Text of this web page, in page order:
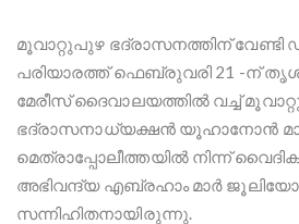
മൂവാറ്റുപുഴ ഭദ്രാസനത്തിന്
പരിയാരത്ത് ഫെബ്രുവരി 21 -ന്
മേരീസ് ദൈവാലയത്തിൽ വച്ച്
ഭദ്രാസനാധ്യക്ഷൻ യൂഹാനോൻ
മെത്രാപ്പോലീത്തയിൽ നിന്ന് വൈദിക
അഭിവന്ദ്യ എബ്രഹാം മാർ
സന്നിഹിതനായിരുന്നു.